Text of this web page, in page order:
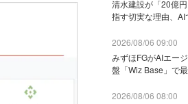
清水建設が「20億
指す切実な理由、
2026/08/06 09:00
みずほFGがAIエー
盤「Wiz Base」で
2026/08/06 08:00